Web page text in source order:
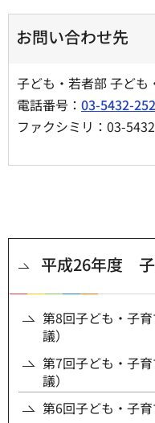
お問い合わせ先
子ども・若者部 子ども
電話番号： 03-5432-
ファクシミリ：03-
平成26年度
第8回子ども・子
議）
第7回子ども・子
議）
第6回子ども・子